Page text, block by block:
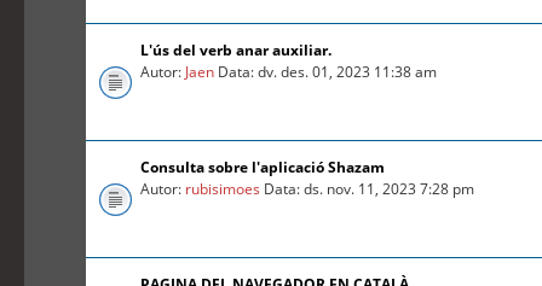
L'ús del verb anar auxiliar.
Autor: Jaen Data: dv. des. 01, 2023 11:38 am
Consulta sobre l'aplicació Shazam
Autor: rubisimoes Data: ds. nov. 11, 2023 7:28 pm